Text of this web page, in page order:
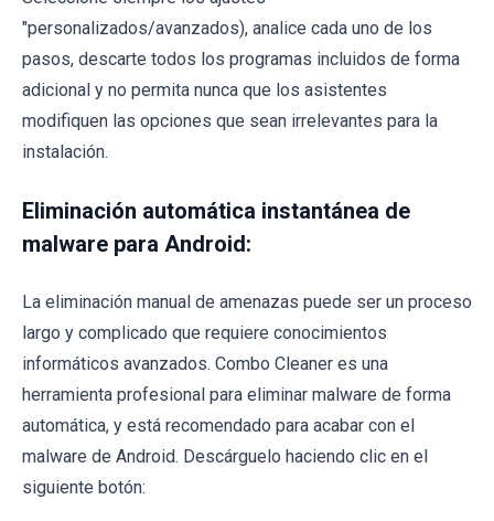
"personalizados/avanzados), analice cada uno de los
pasos, descarte todos los programas incluidos de forma
adicional y no permita nunca que los asistentes
modifiquen las opciones que sean irrelevantes para la
instalación.
Eliminación automática instantánea de
malware para Android:
La eliminación manual de amenazas puede ser un proceso
largo y complicado que requiere conocimientos
informáticos avanzados. Combo Cleaner es una
herramienta profesional para eliminar malware de forma
automática, y está recomendado para acabar con el
malware de Android. Descárguelo haciendo clic en el
siguiente botón: